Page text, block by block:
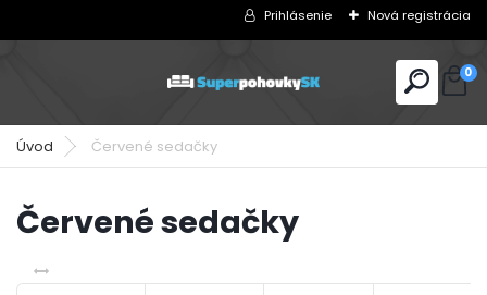
Prihlásenie Nová registrácia
0
Úvod Červené sedačky
Červené sedačky